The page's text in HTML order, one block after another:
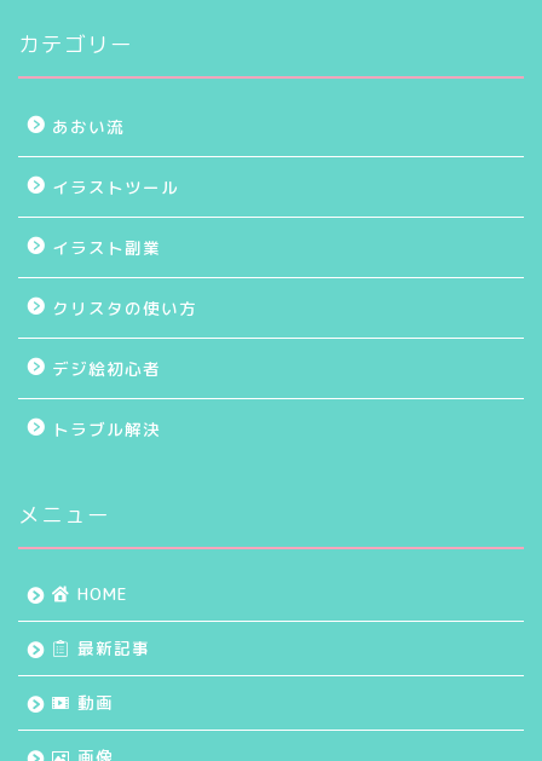
カテゴリー
あおい流
イラストツール
イラスト副業
クリスタの使い方
デジ絵初心者
トラブル解決
メニュー
HOME
最新記事
動画